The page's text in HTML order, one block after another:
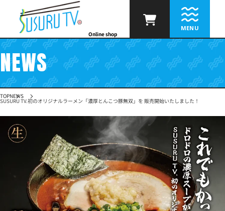
Skip to
content
Online shop
MENU
NEWS
TOPNEWS
SUSURU TV.初のオリジナルラーメン「濃厚とんこつ豚無双」を 販売開始いたしました！